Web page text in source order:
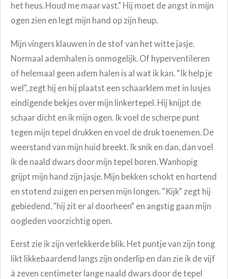
het heus. Houd me maar vast." Hij moet de angst in mijn
ogen zien en legt mijn hand op zijn heup.
Mijn vingers klauwen in de stof van het witte jasje.
Normaal ademhalen is onmogelijk. Of hyperventileren
of helemaal geen adem halen is al wat ik kan. “Ik help je
wel”, zegt hij en hij plaatst een schaarklem met in lusjes
eindigende bekjes over mijn linkertepel. Hij knijpt de
schaar dicht en ik mijn ogen. Ik voel de scherpe punt
tegen mijn tepel drukken en voel de druk toenemen. De
weerstand van mijn huid breekt. Ik snik en dan, dan voel
ik de naald dwars door mijn tepel boren. Wanhopig
grijpt mijn hand zijn jasje. Mijn bekken schokt en hortend
en stotend zuigen en persen mijn longen. “Kijk” zegt hij
gebiedend, ”hij zit er al doorheen” en angstig gaan mijn
oogleden voorzichtig open.
Eerst zie ik zijn verlekkerde blik. Het puntje van zijn tong
likt likkebaardend langs zijn onderlip en dan zie ik de vijf
à zeven centimeter lange naald dwars door de tepel